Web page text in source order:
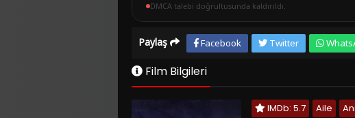
DMCA talebi doğrultusunda kaldırıldı.
Paylaş Facebook Twitter
Film Bilgileri
IMDb: 5.7 Aile